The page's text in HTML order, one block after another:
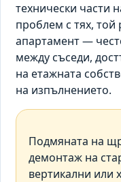
технически части
проблем с тях, той
апартамент —
между съседи,
на етажната
на изпълнението.
Подмяната на
демонтаж на
вертикални или